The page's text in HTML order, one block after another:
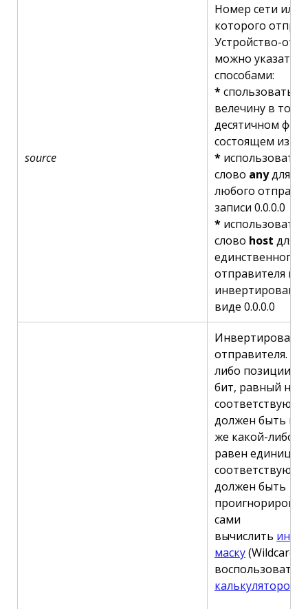
source
Номер сети или
которого
Устройство-
можно указать
способами:
*спользовать
велечину в
десятичном
состоящем из
* использовать
слово anyдля
любого
записи 0.0.0.0
* использовать
слово host для
единственного
отправителя
виде 0.0.0.0
отправителя.
либо позиции
бит, равный
должен быть
же какой-либо
равен единицы,
должен быть
сами
вычислить
маску(Wildcard
воспользоваться
калькулятором